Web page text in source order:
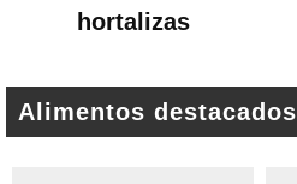
hortalizas
Alimentos destacados